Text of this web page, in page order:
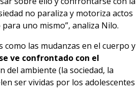
no paraliza y motoriza actos
uno mismo”, analiza Nilo.
las mudanzas en el cuerpo y
ve confrontado con el
del ambiente (la sociedad, la
ser vividas por los adolescentes